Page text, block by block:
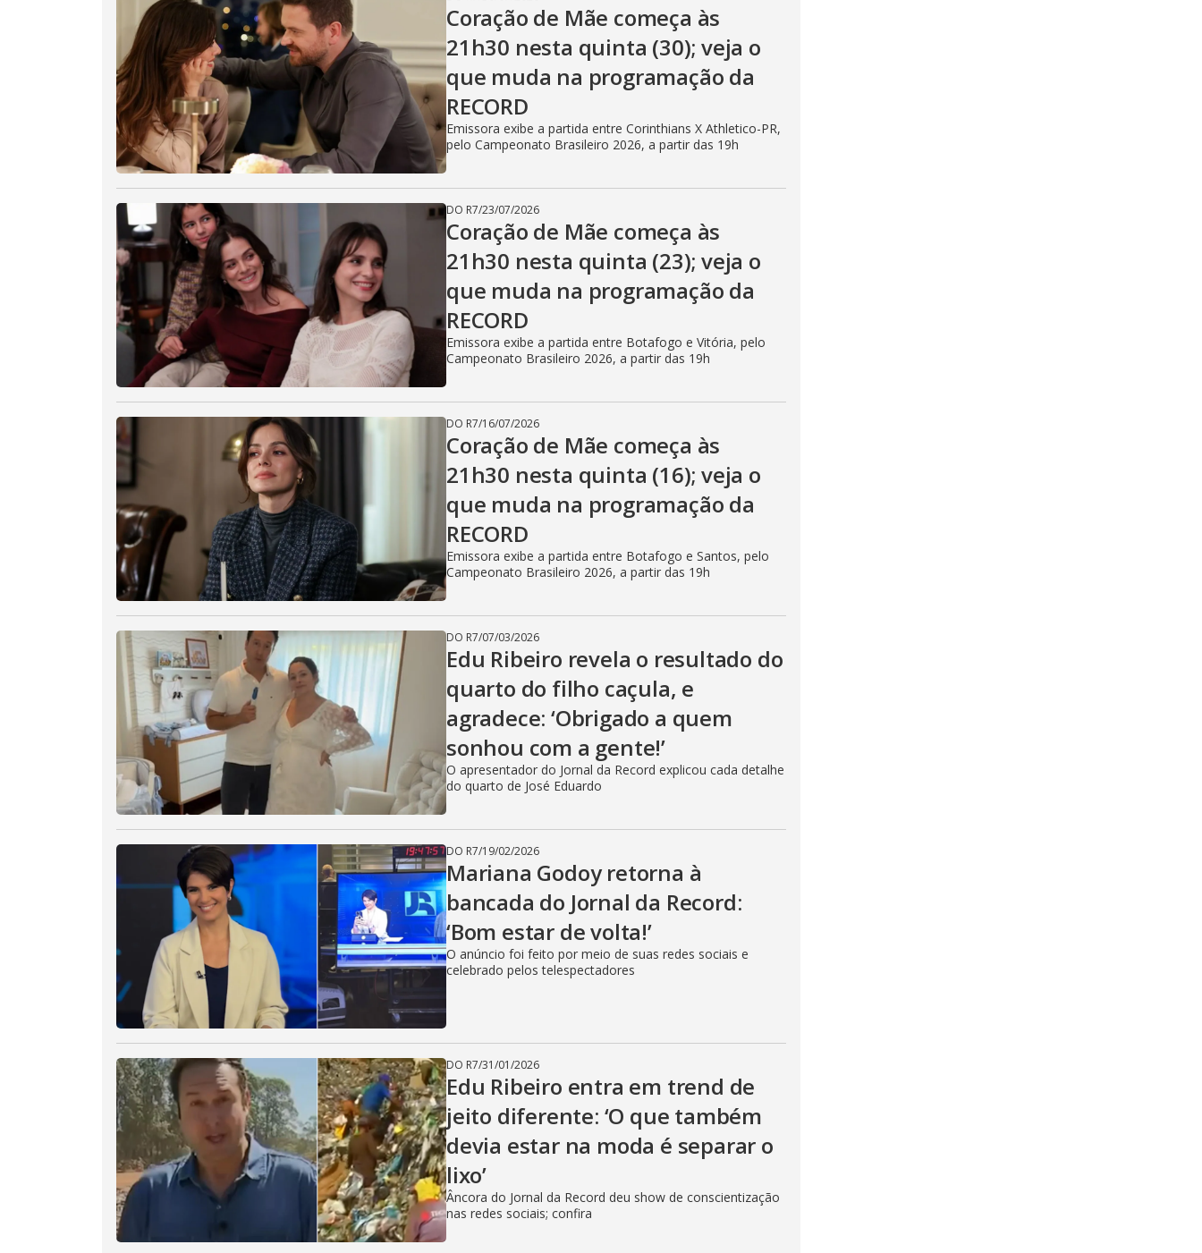
i
d
e
o
Coração de Mãe começa às
21h30 nesta quinta (30); veja o
que muda na programação da
RECORD
Emissora exibe a partida entre Corinthians X Athletico-PR,
pelo Campeonato Brasileiro 2026, a partir das 19h
DO R7/23/07/2026
Coração de Mãe começa às
21h30 nesta quinta (23); veja o
que muda na programação da
RECORD
Emissora exibe a partida entre Botafogo e Vitória, pelo
Campeonato Brasileiro 2026, a partir das 19h
DO R7/16/07/2026
Coração de Mãe começa às
21h30 nesta quinta (16); veja o
que muda na programação da
RECORD
Emissora exibe a partida entre Botafogo e Santos, pelo
Campeonato Brasileiro 2026, a partir das 19h
DO R7/07/03/2026
Edu Ribeiro revela o resultado do
quarto do filho caçula, e
agradece: ‘Obrigado a quem
sonhou com a gente!’
O apresentador do Jornal da Record explicou cada detalhe
do quarto de José Eduardo
DO R7/19/02/2026
Mariana Godoy retorna à
bancada do Jornal da Record:
‘Bom estar de volta!’
O anúncio foi feito por meio de suas redes sociais e
celebrado pelos telespectadores
DO R7/31/01/2026
Edu Ribeiro entra em trend de
jeito diferente: ‘O que também
devia estar na moda é separar o
lixo’
Âncora do Jornal da Record deu show de conscientização
nas redes sociais; confira